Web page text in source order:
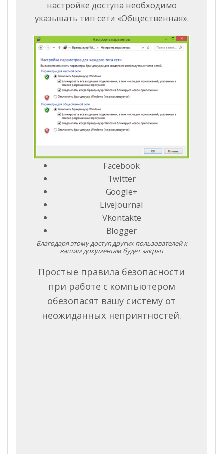
настройке доступа необходимо
указывать тип сети «Общественная».
Facebook
Twitter
Google+
LiveJournal
VKontakte
Blogger
Благодаря этому доступ других пользователей к
вашим документам будет закрыт
Простые правила безопасности
при работе с компьютером
обезопасят вашу систему от
неожиданных неприятностей.